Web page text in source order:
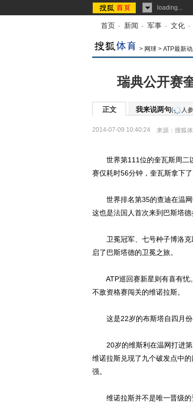
loading...
首页 - 新闻 - 军事 - 文化 -
> 网球 > ATP最新
瑞典公开赛
正文 我来说两句( 人
2014-07-09 10:40:24 来源： 搜狐
世界第111位的奎瓦斯周二以
赛仅耗时56分钟，奎瓦斯拿下
世界排名第35的查迪在温网
这也是法国 人首次来到巴斯塔德
卫冕冠军、七号种子博洛克
启了巴斯塔德的卫冕之旅。
ATP巡回赛新星则有喜有忧
不敌资格赛闯关的维诺拉斯。
这是22岁的布斯塔自四月份
20岁的维斯利在温网打进第
维诺拉斯兑现了九个破发点中的
强。
维诺拉斯并不是唯一晋级的